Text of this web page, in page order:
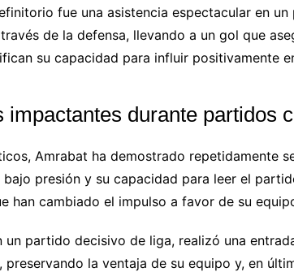
fue una asistencia espectacular en
de la defensa, llevando a un gol que
su capacidad para influir positivamente
impactantes durante partidos
Amrabat ha demostrado repetidamente
bajo presión y su capacidad para leer el
han cambiado el impulso a favor de su
un partido decisivo de liga, realizó una
preservando la ventaja de su equipo y, en